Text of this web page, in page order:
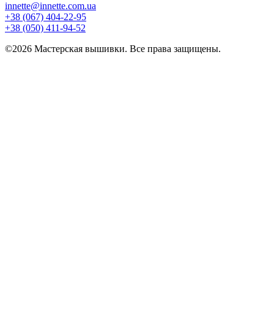
innette@innette.com.ua
+38 (067) 404-22-95
+38 (050) 411-94-52
©2026 Мастерская вышивки. Все права защищены.